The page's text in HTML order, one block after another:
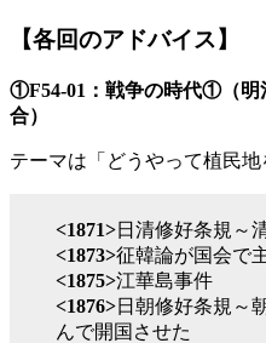
【各回のアドバイス】
①F54-01：戦争の時代①（明
合）
テーマは「どうやって植民地
<1871>日清修好条規～
<1873>征韓論が国会で
<1875>江華島事件
<1876>日朝修好条規～
んで開国させた